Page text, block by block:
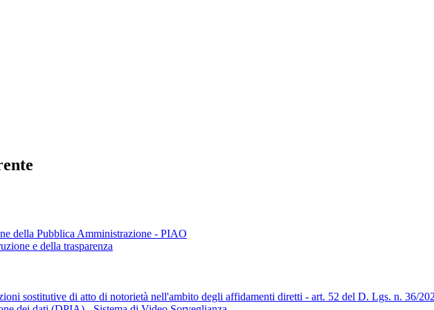
della Pubblica Amministrazione - PIAO
e della trasparenza
sostitutive di atto di notorietà nell'ambito degli affidamenti diretti - art. 52 del D. Lgs. n. 36/